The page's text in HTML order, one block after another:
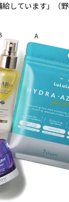
しています」（野